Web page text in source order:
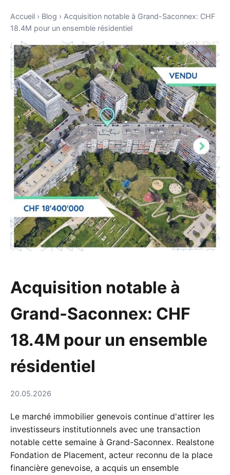
Accueil › Blog › Acquisition notable à Grand-Saconnex: CHF
18.4M pour un ensemble résidentiel
Acquisition notable à
Grand-Saconnex: CHF
18.4M pour un ensemble
résidentiel
20.05.2026
Le marché immobilier genevois continue d'attirer les
investisseurs institutionnels avec une transaction
notable cette semaine à Grand-Saconnex. Realstone
Fondation de Placement, acteur reconnu de la place
financière genevoise, a acquis un ensemble